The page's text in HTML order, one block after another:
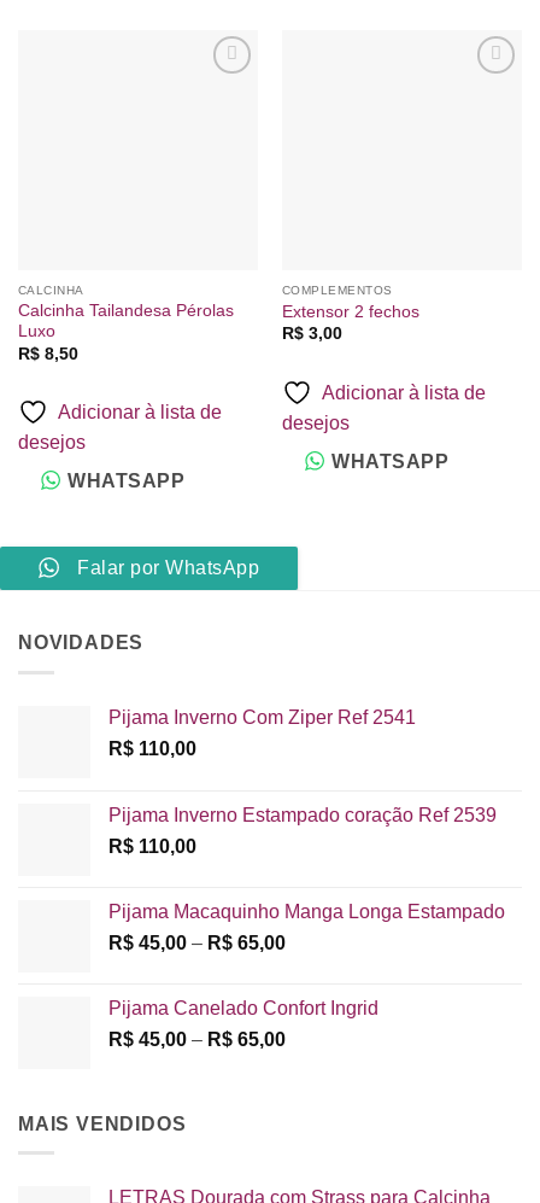
CALCINHA
Calcinha Tailandesa Pérolas
Luxo
R$8,50
Adicionar à lista de
desejos
WHATSAPP
COMPLEMENTOS
Extensor 2 fechos
R$3,00
Adicionar à lista de
desejos
WHATSAPP
Falar por WhatsApp
NOVIDADES
Pijama Inverno Com Ziper Ref 2541
R$ 110,00
Pijama Inverno Estampado coração Ref 2539
R$ 110,00
Pijama Macaquinho Manga Longa Estampado
R$ 45,00 – R$ 65,00Faixa
R$ 45,00
através
Pijama Canelado Confort Ingrid
R$ 45,00 – R$ 65,00Faixa
MAIS VENDIDOS
LETRAS Dourada com Strass para Calcinha